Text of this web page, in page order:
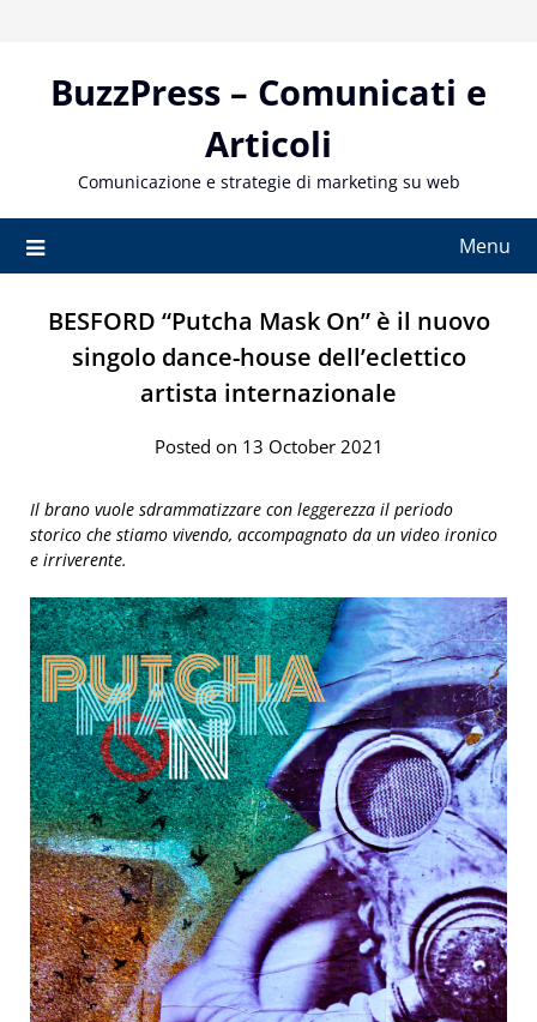
contentBuzzPress – Comunicati e
Articoli
Comunicazione e strategie di marketing su web
Menu
BESFORD “Putcha Mask On” è il nuovo
singolo dance-house dell’eclettico
artista internazionale
Posted on 13 October 2021
Il brano vuole sdrammatizzare con leggerezza il periodo
storico che stiamo vivendo, accompagnato da un video ironico
e irriverente.